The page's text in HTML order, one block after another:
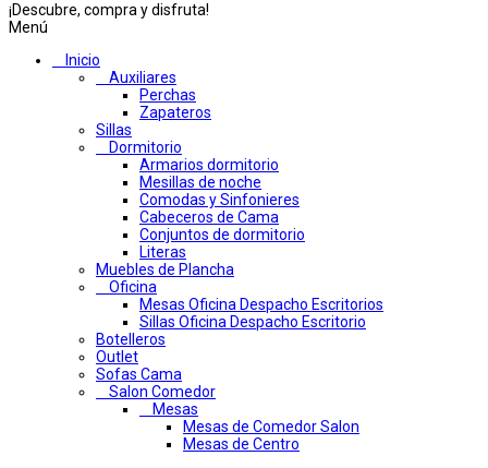
¡Descubre, compra y disfruta!
Menú
Inicio
Auxiliares
Perchas
Zapateros
Sillas
Dormitorio
Armarios dormitorio
Mesillas de noche
Comodas y Sinfonieres
Cabeceros de Cama
Conjuntos de dormitorio
Literas
Muebles de Plancha
Oficina
Mesas Oficina Despacho Escritorios
Sillas Oficina Despacho Escritorio
Botelleros
Outlet
Sofas Cama
Salon Comedor
Mesas
Mesas de Comedor Salon
Mesas de Centro